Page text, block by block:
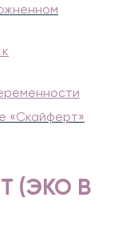
«Скайферт»
(ЭКО В